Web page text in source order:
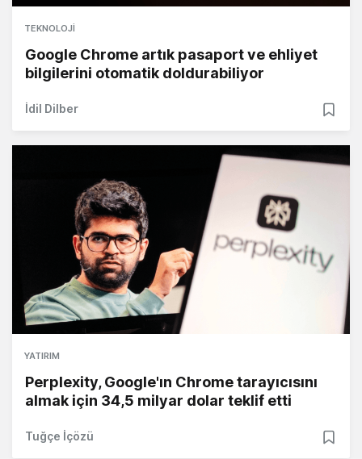
TEKNOLOJI
Google Chrome artık pasaport ve ehliyet
bilgilerini otomatik doldurabiliyor
İdil Dilber
YATIRIM
Perplexity, Google'ın Chrome tarayıcısını
almak için 34,5 milyar dolar teklif etti
Tuğçe İçözü